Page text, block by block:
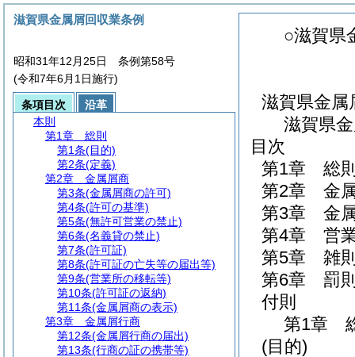
○滋賀県
滋賀県金
滋賀県
目次
第1章
総
第2章
金
第3章
金
第4章
営
第5章
雑
第6章
罰
付則
第1章
(目的)
滋賀県金属屑回収業条例
昭和31年12月25日 条例第58号
(令和7年6月1日施行)
条項目次
沿革
本則
第1章
総則
第1条(目的)
第2条(定義)
第2章
金属屑商
第3条(金属屑商の許可)
第4条(許可の基準)
第5条(無許可営業の禁止)
第6条(名義貸の禁止)
第7条(許可証)
第8条(許可証の亡失等の届出等)
第9条(営業所の移転等)
第10条(許可証の返納)
第11条(金属屑商の表示)
第3章
金属屑行商
第12条(金属屑行商の届出)
第13条(行商の証の携帯等)